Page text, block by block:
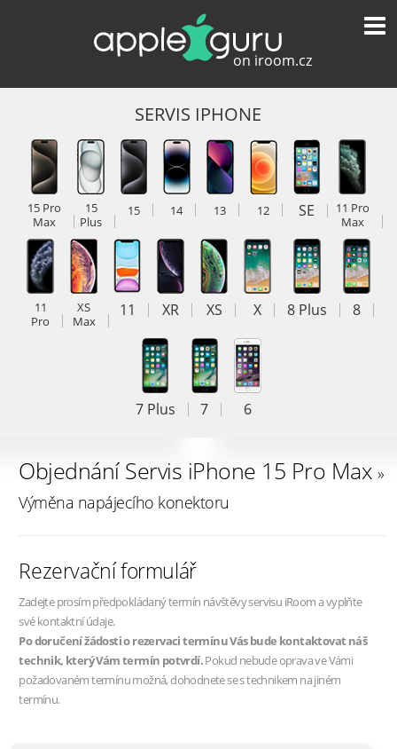
SERVIS IPHONE
15 Pro
Max
15
Plus
15 14 13 12 SE
11 Pro
Max
11
Pro
XS
Max
11 XR XS X 8 Plus 8
7 Plus 7 6
Objednání Servis iPhone 15 Pro Max »
Výměna napájecího konektoru
Rezervační formulář
Zadejte prosím předpokládaný termín návštěvy servisu iRoom a vyplňte
své kontaktní údaje.
Po doručení žádosti o rezervaci termínu Vás bude kontaktovat náš
technik, který Vám termín potvrdí.Pokud nebude oprava ve Vámi
požadovaném termínu možná, dohodnete se s technikem na jiném
termínu.